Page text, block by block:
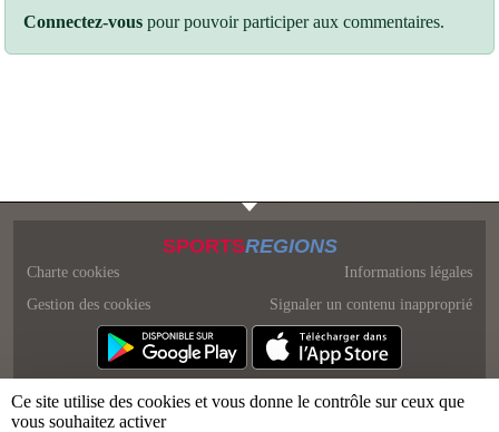
Connectez-vous pour pouvoir participer aux commentaires.
SPORTSREGIONS
Charte cookies
Gestion des cookies
Informations légales
Signaler un contenu inapproprié
Ce site utilise des cookies et vous donne le contrôle sur ceux que
vous souhaitez activer